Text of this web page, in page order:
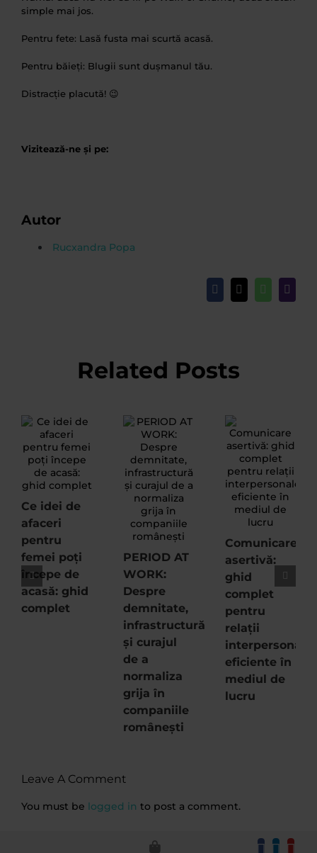
simple mai jos.
Pentru fete: Lasă fusta mai scurtă acasă.
Pentru băieți: Blugii sunt dușmanul tău.
Distracție placută! 😉
Vizitează-ne și pe:
Autor
Rucxandra Popa
Facebook
X WhatsApp
Email
Related Posts
Ce idei de
afaceri
pentru
femei poți
începe de
acasă: ghid
complet
PERIOD AT
WORK:
Despre
demnitate,
infrastructură
și curajul
de a
normaliza
grija în
companiile
românești
Comunicare
asertivă:
ghid
complet
pentru
relații
interpersonale
eficiente în
mediul de
lucru
Leave A Comment
You must be logged in to post a comment.